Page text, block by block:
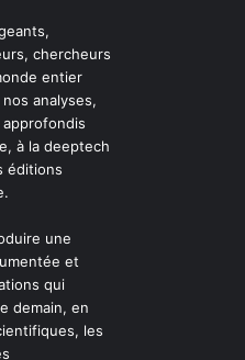
chercheurs
entier
analyses,
à la deeptech
éditions
une
et
qui
demain, en
les